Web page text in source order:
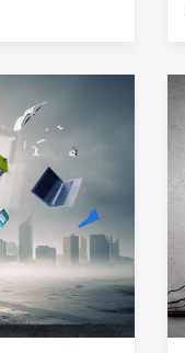
好不好，下面